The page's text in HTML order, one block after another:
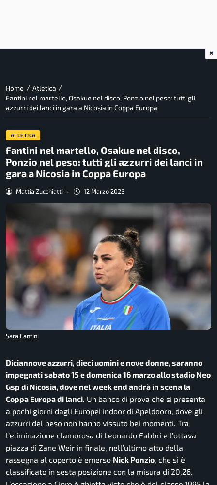
Home / Atletica /
Fantini nel martello, Osakue nel disco, Ponzio nel peso: tutti gli
azzurri dei lanci in gara a Nicosia in Coppa Europa
ATLETICA
Fantini nel martello, Osakue nel disco,
Ponzio nel peso: tutti gli azzurri dei lanci in
gara a Nicosia in Coppa Europa
Mattia Zucchiatti - 12 Marzo 2025
Sara Fantini
Diciannove azzurri, dieci uomini e nove donne, saranno
impegnati sabato 15 e domenica 16 marzo allo stadio Neo
Gsp di Nicosia, dove nel week end andrà in scena la
Coppa Europa di lanci. Un banco di prova che si presenta
a pochi giorni dagli Europei indoor di Apeldoorn, dove gli
azzurri del peso non hanno vissuto bei momenti. Tra
l’eliminazione clamorosa di Leonardo Fabbri e l’ottava
piazza di Zane Weir in finale, nell’ultimo atto della
rassegna al coperto è emerso Nick Ponzio, che si è
classificato in sesta posizione con la misura di 20.26.
×